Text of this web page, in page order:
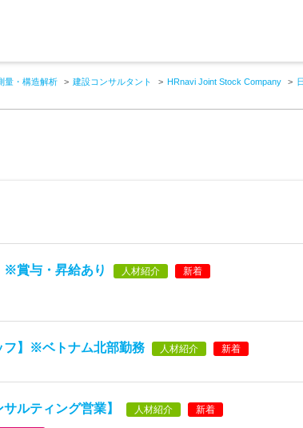
量・構造解析 建設コンサルタント HRnavi Joint Stock Company
※賞与・昇給あり 人材紹介 新着
フ】※ベトナム北部勤務 人材紹介 新着
ルティング営業】 人材紹介 新着